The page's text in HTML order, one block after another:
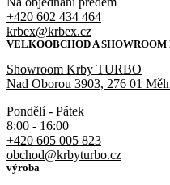
+420 602 434 464
krbex@krbex.cz
VELKOOBCHOD A
Showroom Krby TURBO
Nad Oborou 3903, 276 01
Pondělí - Pátek
8:00 - 16:00
+420 605 005 823
obchod@krbyturbo.cz
výroba